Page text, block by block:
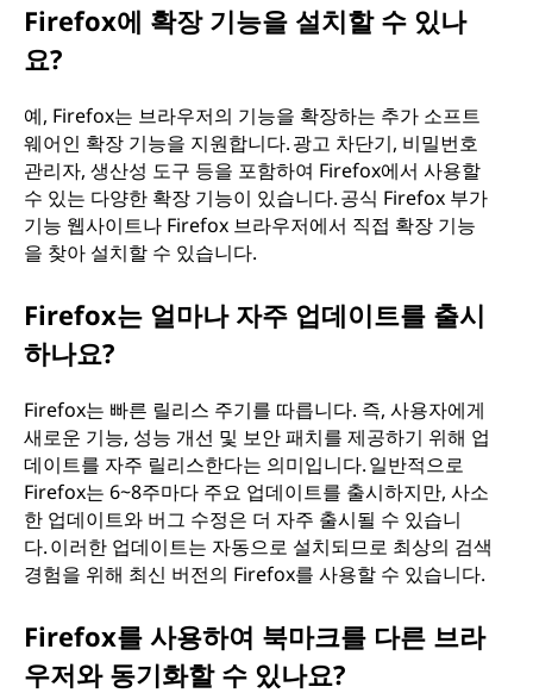
Firefox에 확장 기능을 설치할 수 있나
요?
예, Firefox는 브라우저의 기능을 확장하는 추가 소프트
웨어인 확장 기능을 지원합니다. 광고 차단기, 비밀번호
관리자, 생산성 도구 등을 포함하여 Firefox에서 사용할
수 있는 다양한 확장 기능이 있습니다. 공식 Firefox 부가
기능 웹사이트나 Firefox 브라우저에서 직접 확장 기능
을 찾아 설치할 수 있습니다.
Firefox는 얼마나 자주 업데이트를 출시
하나요?
Firefox는 빠른 릴리스 주기를 따릅니다. 즉, 사용자에게
새로운 기능, 성능 개선 및 보안 패치를 제공하기 위해 업
데이트를 자주 릴리스한다는 의미입니다. 일반적으로
Firefox는 6~8주마다 주요 업데이트를 출시하지만, 사소
한 업데이트와 버그 수정은 더 자주 출시될 수 있습니
다. 이러한 업데이트는 자동으로 설치되므로 최상의 검색
경험을 위해 최신 버전의 Firefox를 사용할 수 있습니다.
Firefox를 사용하여 북마크를 다른 브라
우저와 동기화할 수 있나요?